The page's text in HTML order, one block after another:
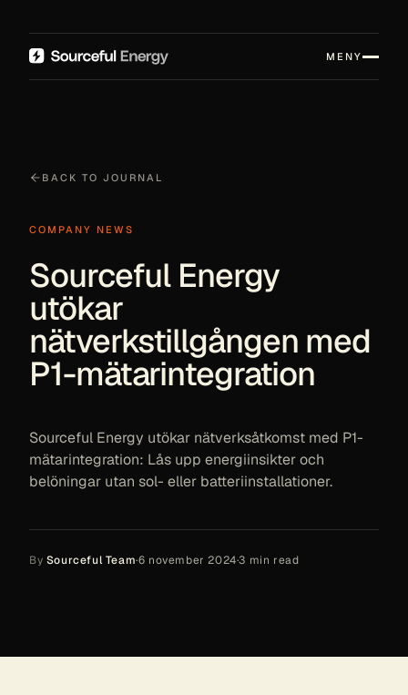
MENY
BACK TO JOURNAL
COMPANY NEWS
Sourceful Energy
utökar
nätverkstillgången med
P1-mätarintegration
Sourceful Energy utökar nätverksåtkomst med P1-
mätarintegration: Lås upp energiinsikter och
belöningar utan sol- eller batteriinstallationer.
By Sourceful Team·6 november 2024·3 min read